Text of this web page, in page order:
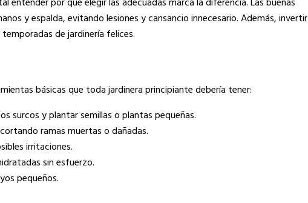
y espalda, evitando lesiones y cansancio innecesario. Además, invertir
de jardinería felices.
básicas que toda jardinera principiante debería tener:
surcos y plantar semillas o plantas pequeñas.
ramas muertas o dañadas.
irritaciones.
sin esfuerzo.
pequeños.